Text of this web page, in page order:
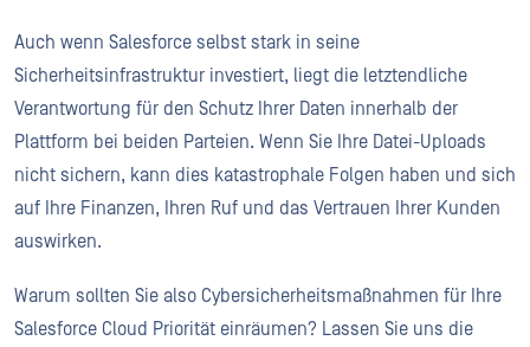
Auch wenn Salesforce selbst stark in seine
Sicherheitsinfrastruktur investiert, liegt die letztendliche
Verantwortung für den Schutz Ihrer Daten innerhalb der
Plattform bei beiden Parteien. Wenn Sie Ihre Datei-Uploads
nicht sichern, kann dies katastrophale Folgen haben und sich
auf Ihre Finanzen, Ihren Ruf und das Vertrauen Ihrer Kunden
auswirken.
Warum sollten Sie also Cybersicherheitsmaßnahmen für Ihre
Salesforce Cloud Priorität einräumen? Lassen Sie uns die